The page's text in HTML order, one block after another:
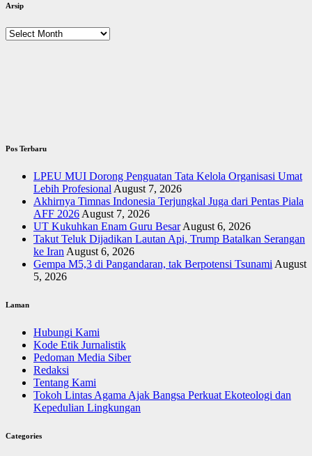
Arsip
Arsip
Pos Terbaru
LPEU MUI Dorong Penguatan Tata Kelola Organisasi Umat
Lebih Profesional August 7, 2026
Akhirnya Timnas Indonesia Terjungkal Juga dari Pentas Piala
AFF 2026 August 7, 2026
UT Kukuhkan Enam Guru Besar August 6, 2026
Takut Teluk Dijadikan Lautan Api, Trump Batalkan Serangan
ke Iran August 6, 2026
Gempa M5,3 di Pangandaran, tak Berpotensi Tsunami August
5, 2026
Laman
Hubungi Kami
Kode Etik Jurnalistik
Pedoman Media Siber
Redaksi
Tentang Kami
Tokoh Lintas Agama Ajak Bangsa Perkuat Ekoteologi dan
Kepedulian Lingkungan
Categories